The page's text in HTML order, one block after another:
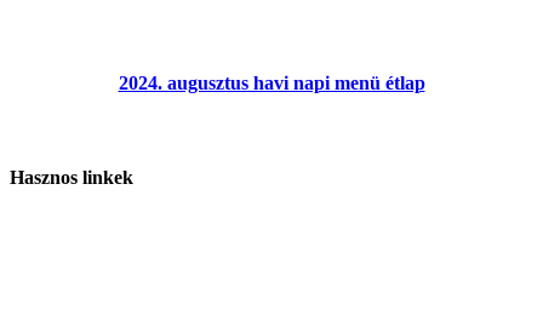
2024. augusztus havi napi menü étlap
Hasznos linkek